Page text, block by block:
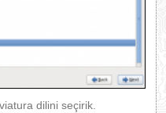
dilini seçirik.